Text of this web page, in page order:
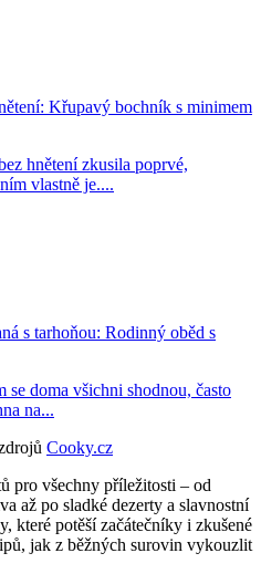
Křupavý bochník s minimem
hnětení zkusila poprvé,
vlastně je....
s tarhoňou: Rodinný oběd s
doma všichni shodnou, často
na...
Cooky.cz
pro všechny příležitosti – od
až po sladké dezerty a slavnostní
které potěší začátečníky i zkušené
jak z běžných surovin vykouzlit